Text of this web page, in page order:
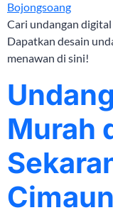
Cari undangan
Dapatkan desain
menawan di sini!
Murah